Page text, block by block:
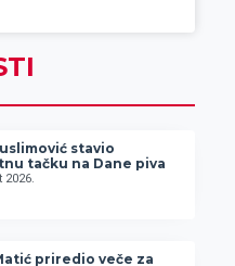
stavio
tačku na Dane piva
2026.
priredio veče za